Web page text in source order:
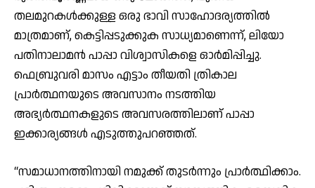
തലമുറകൾക്കുള്ള ഒരു ഭാവി സാഹോദര്യത്തിൽ
മാത്രമാണ്, കെട്ടിപ്പടുക്കുക സാധ്യമാണെന്ന്, ലിയോ
പതിനാലാമൻ പാപ്പാ വിശ്വാസികളെ ഓർമിപ്പിച്ചു.
ഫെബ്രുവരി മാസം എട്ടാം തീയതി ത്രികാല
പ്രാർത്ഥനയുടെ അവസാനം നടത്തിയ
അഭ്യർത്ഥനകളുടെ അവസരത്തിലാണ് പാപ്പാ
ഇക്കാര്യങ്ങൾ എടുത്തുപറഞ്ഞത്.
“സമാധാനത്തിനായി നമുക്ക് തുടർന്നും പ്രാർത്ഥിക്കാം.